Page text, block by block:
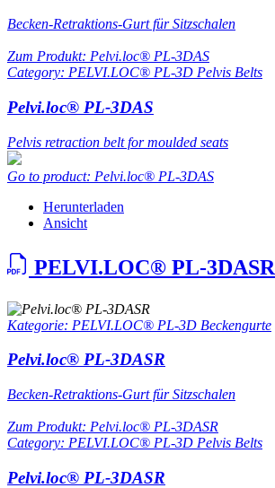
Becken-Retraktions-Gurt für Sitzschalen
Zum Produkt: Pelvi.loc® PL-3DAS
Category: PELVI.LOC® PL-3D Pelvis Belts
Pelvi.loc® PL-3DAS
Pelvis retraction belt for moulded seats
Go to product: Pelvi.loc® PL-3DAS
Herunterladen
Ansicht
PELVI.LOC® PL-3DASR
Kategorie: PELVI.LOC® PL-3D Beckengurte
Pelvi.loc® PL-3DASR
Becken-Retraktions-Gurt für Sitzschalen
Zum Produkt: Pelvi.loc® PL-3DASR
Category: PELVI.LOC® PL-3D Pelvis Belts
Pelvi.loc® PL-3DASR